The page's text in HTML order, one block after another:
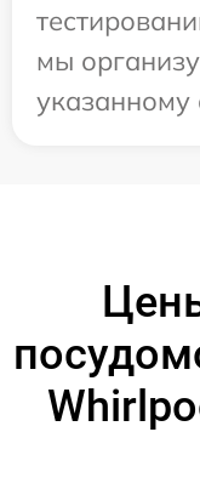
мы
указанному